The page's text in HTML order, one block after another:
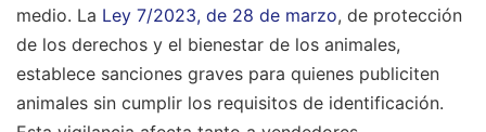
medio. La Ley 7/2023, de 28 de marzo, de protección
de los derechos y el bienestar de los animales,
establece sanciones graves para quienes publiciten
animales sin cumplir los requisitos de identificación.